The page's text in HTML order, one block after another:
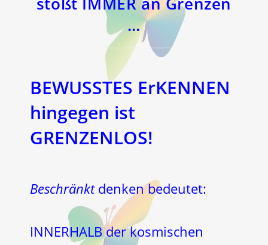
…
BEWUSSTES ErKENNEN
hingegen ist
GRENZENLOS!
Beschränktdenken bedeutet:
INNERHALB der kosmischen